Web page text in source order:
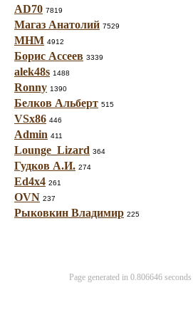
AD70 7819
Магаз Анатолий 7529
МНМ 4912
Борис Ассеев 3339
alek48s 1488
Ronny 1390
Белков Альберт 515
VSx86 446
Admin 411
Lounge_Lizard 364
Гудков А.И. 274
Ed4x4 261
OVN 237
Рыковкин Владимир 225
Page generated in 0.806646